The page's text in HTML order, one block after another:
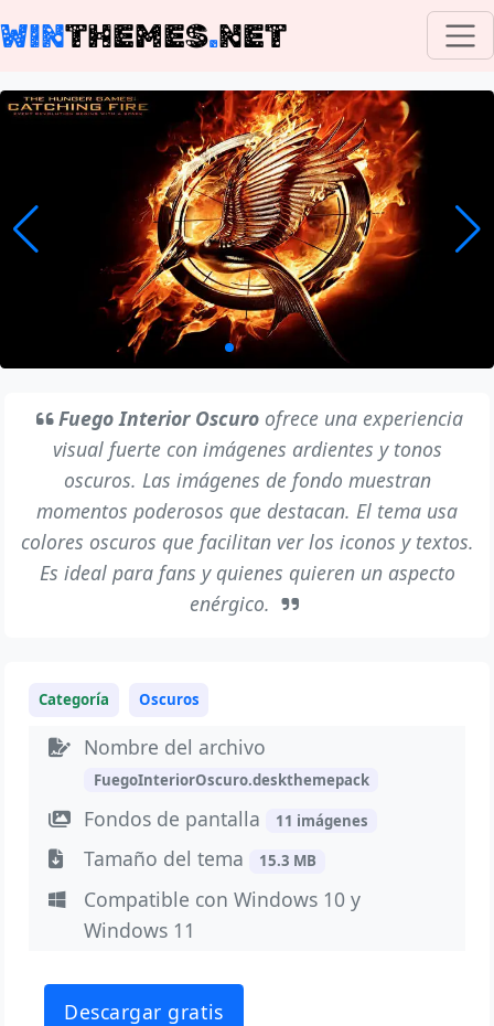
WINTHEMES.NET
Fuego Interior Oscuroofrece una experiencia
visual fuerte con imágenes ardientes y tonos
oscuros. Las imágenes de fondo muestran
momentos poderosos que destacan. El tema usa
colores oscuros que facilitan ver los iconos y textos.
Es ideal para fans y quienes quieren un aspecto
enérgico.
Categoría Oscuros
Nombre del archivo
FuegoInteriorOscuro.deskthemepack
Fondos de pantalla 11 imágenes
Tamaño del tema 15.3 MB
Compatible con Windows 10 y
Windows 11
Descargar gratis